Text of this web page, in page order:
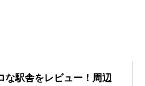
な駅舎をレビュー！周辺